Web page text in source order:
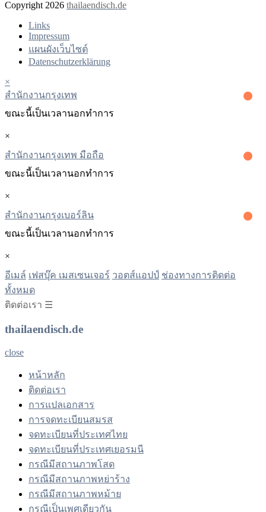
Copyright 2026 thailaendisch.de
Links
Impressum
แผนผังเว็บไซต์
Datenschutzerklärung
×
สํานักงานกรุงเทพ
ขณะนี้เป็นเวลานอกทําการ
×
สำนักงานกรุงเทพ มือถือ
ขณะนี้เป็นเวลานอกทําการ
×
สํานักงานกรุงเบอร์ลิน
ขณะนี้เป็นเวลานอกทําการ
×
อีเมล์ เฟสบุ๊ค เมสเซนเจอร์ วอตส์แอปป์ ช่องทางการติดต่อ
ทั้งหมด
ติดต่อเรา ☰
thailaendisch.de
close
หน้าหลัก
ติดต่อเรา
การแปลเอกสาร
การจดทะเบียนสมรส
จดทะเบียนที่ประเทศไทย
จดทะเบียนที่ประเทศเยอรมนี
กรณีมีสถานภาพโสด
กรณีมีสถานภาพหย่าร้าง
กรณีมีสถานภาพหม้าย
กรณีเป็นเพศเดียวกัน